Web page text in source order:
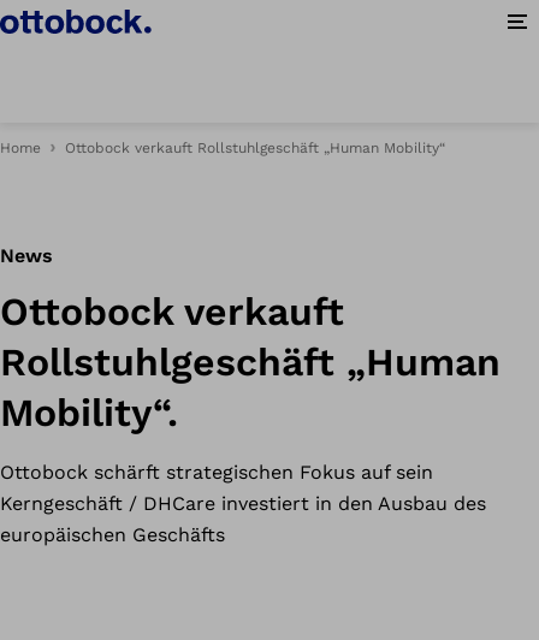
Home Ottobock verkauft Rollstuhlgeschäft „Human Mobility“
News
Ottobock verkauft
Rollstuhlgeschäft „Human
Mobility“.
Ottobock schärft strategischen Fokus auf sein
Kerngeschäft / DHCare investiert in den Ausbau des
europäischen Geschäfts